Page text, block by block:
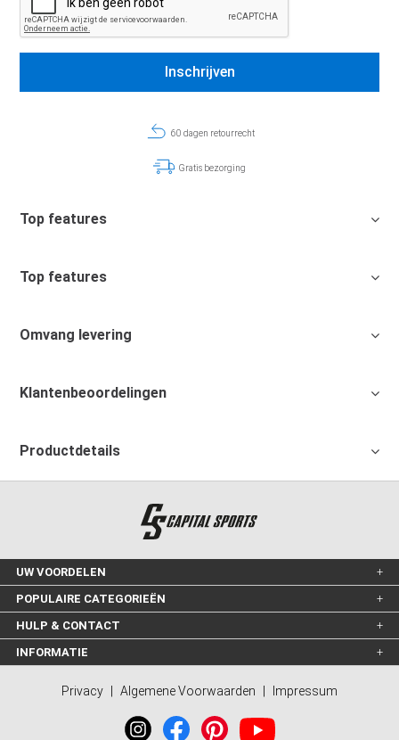
60 dagen retourrecht
Gratis bezorging
Top features
Top features
Omvang levering
Klantenbeoordelingen
Productdetails
UW VOORDELEN
POPULAIRE CATEGORIEËN
HULP & CONTACT
INFORMATIE
Privacy Algemene Voorwaarden Impressum